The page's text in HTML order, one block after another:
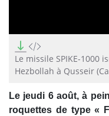
seconds
of
45
seconds
Le missile SPIKE-1000
Hezbollah à Qusseir
Le jeudi 6 août, à
roquettes de type «